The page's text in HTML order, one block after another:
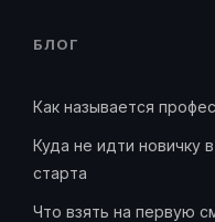
БЛОГ
Как называется
Куда не идти новичку
старта
Что взять на первую